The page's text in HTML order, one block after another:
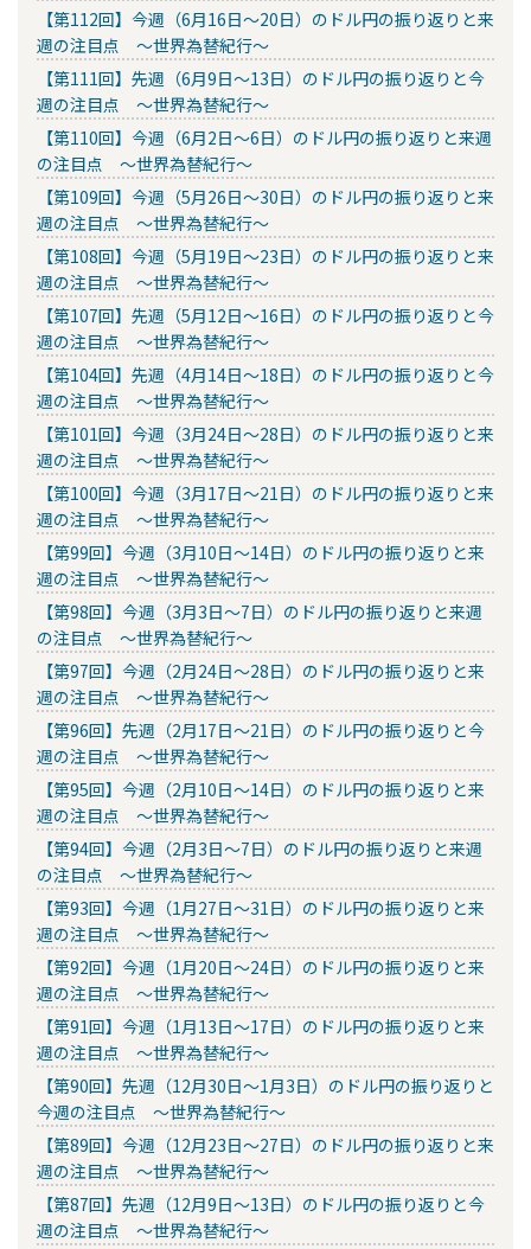
【第112回】今週（6月16日～20日）のドル円の振り返りと来
週の注目点 ～世界為替紀行～
【第111回】先週（6月9日～13日）のドル円の振り返りと今
週の注目点 ～世界為替紀行～
【第110回】今週（6月2日～6日）のドル円の振り返りと来週
の注目点 ～世界為替紀行～
【第109回】今週（5月26日～30日）のドル円の振り返りと来
週の注目点 ～世界為替紀行～
【第108回】今週（5月19日～23日）のドル円の振り返りと来
週の注目点 ～世界為替紀行～
【第107回】先週（5月12日～16日）のドル円の振り返りと今
週の注目点 ～世界為替紀行～
【第104回】先週（4月14日～18日）のドル円の振り返りと今
週の注目点 ～世界為替紀行～
【第101回】今週（3月24日～28日）のドル円の振り返りと来
週の注目点 ～世界為替紀行～
【第100回】今週（3月17日～21日）のドル円の振り返りと来
週の注目点 ～世界為替紀行～
【第99回】今週（3月10日～14日）のドル円の振り返りと来
週の注目点 ～世界為替紀行～
【第98回】今週（3月3日～7日）のドル円の振り返りと来週
の注目点 ～世界為替紀行～
【第97回】今週（2月24日～28日）のドル円の振り返りと来
週の注目点 ～世界為替紀行～
【第96回】先週（2月17日～21日）のドル円の振り返りと今
週の注目点 ～世界為替紀行～
【第95回】今週（2月10日～14日）のドル円の振り返りと来
週の注目点 ～世界為替紀行～
【第94回】今週（2月3日～7日）のドル円の振り返りと来週
の注目点 ～世界為替紀行～
【第93回】今週（1月27日～31日）のドル円の振り返りと来
週の注目点 ～世界為替紀行～
【第92回】今週（1月20日～24日）のドル円の振り返りと来
週の注目点 ～世界為替紀行～
【第91回】今週（1月13日～17日）のドル円の振り返りと来
週の注目点 ～世界為替紀行～
【第90回】先週（12月30日～1月3日）のドル円の振り返りと
今週の注目点 ～世界為替紀行～
【第89回】今週（12月23日～27日）のドル円の振り返りと来
週の注目点 ～世界為替紀行～
【第87回】先週（12月9日～13日）のドル円の振り返りと今
週の注目点 ～世界為替紀行～